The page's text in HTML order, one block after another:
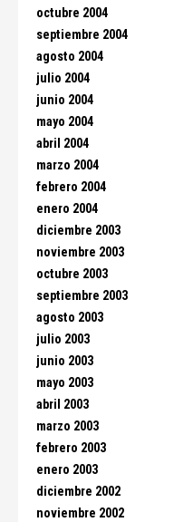
octubre 2004
septiembre 2004
agosto 2004
julio 2004
junio 2004
mayo 2004
abril 2004
marzo 2004
febrero 2004
enero 2004
diciembre 2003
noviembre 2003
octubre 2003
septiembre 2003
agosto 2003
julio 2003
junio 2003
mayo 2003
abril 2003
marzo 2003
febrero 2003
enero 2003
diciembre 2002
noviembre 2002